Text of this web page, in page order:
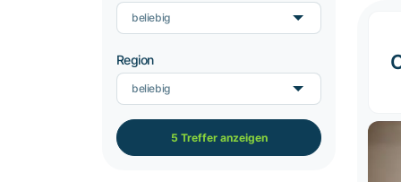
beliebig
Region
beliebig
5 Treffer anzeigen